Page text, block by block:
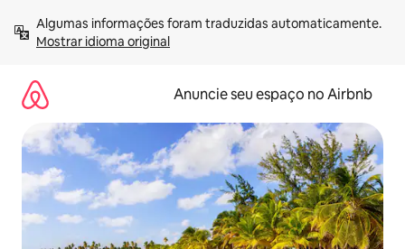
para
Mostrar idioma original
Anuncie seu espaço no Airbnb